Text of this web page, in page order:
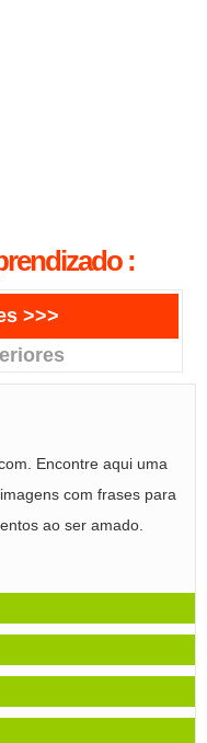
:
>>>
Encontre aqui uma
com frases para
ao ser amado.